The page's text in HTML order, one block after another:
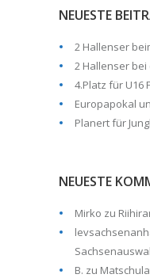
NEUESTE
2 Hallenser
2 Hallenser
4.Platz für U16
Europapokal
Planert für
NEUESTE
Mirko zu
B. zu